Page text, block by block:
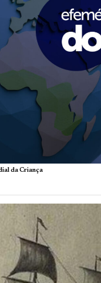
da Criança